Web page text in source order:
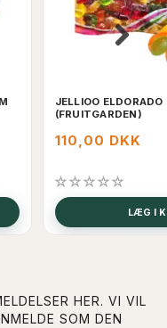
JELLIOO ELDORADO
(FRUITGARDEN)
110,00 DKK
LÆG I
HER. VI VIL
SOM DEN